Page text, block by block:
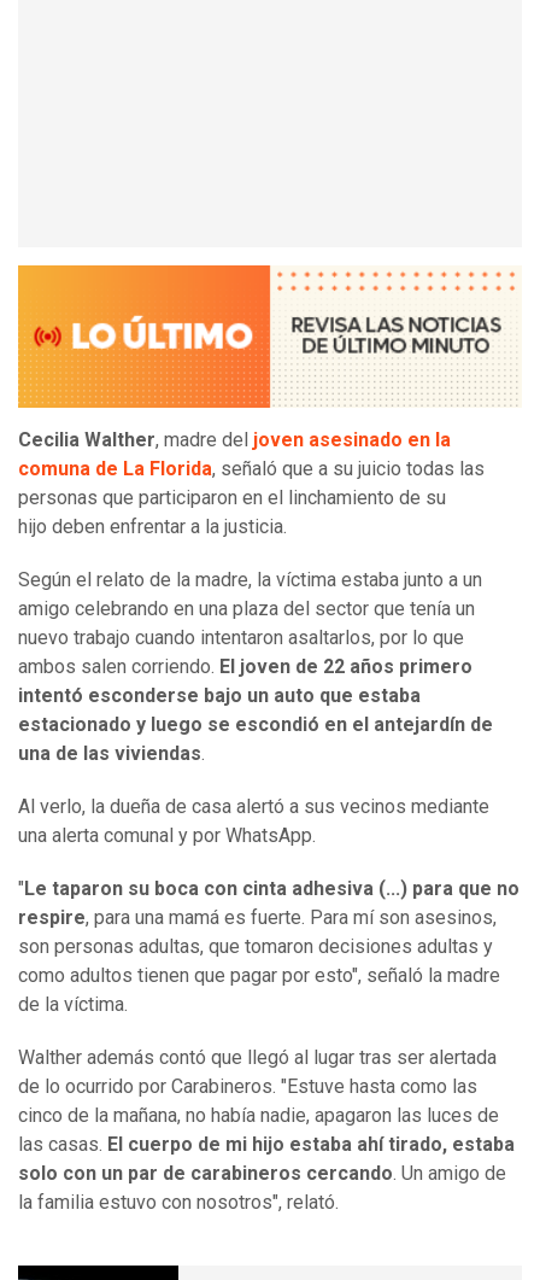
Cecilia Walther, madre del joven asesinado en la
comuna de La Florida, señaló que a su juicio todas las
personas que participaron en el linchamiento de su
hijo deben enfrentar a la justicia.
Según el relato de la madre, la víctima estaba junto a un
amigo celebrando en una plaza del sector que tenía un
nuevo trabajo cuando intentaron asaltarlos, por lo que
ambos salen corriendo. El joven de 22 años primero
intentó esconderse bajo un auto que estaba
estacionado y luego se escondió en el antejardín de
una de las viviendas.
Al verlo, la dueña de casa alertó a sus vecinos mediante
una alerta comunal y por WhatsApp.
" Le taparon su boca con cinta adhesiva (...) para que no
respire, para una mamá es fuerte. Para mí son asesinos,
son personas adultas, que tomaron decisiones adultas y
como adultos tienen que pagar por esto", señaló la madre
de la víctima.
Walther además contó que llegó al lugar tras ser alertada
de lo ocurrido por Carabineros. "Estuve hasta como las
cinco de la mañana, no había nadie, apagaron las luces de
las casas. El cuerpo de mi hijo estaba ahí tirado, estaba
solo con un par de carabineros cercando. Un amigo de
la familia estuvo con nosotros", relató.